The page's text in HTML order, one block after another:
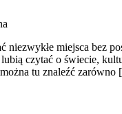
miejsca bez
czytać o świecie,
tu znaleźć